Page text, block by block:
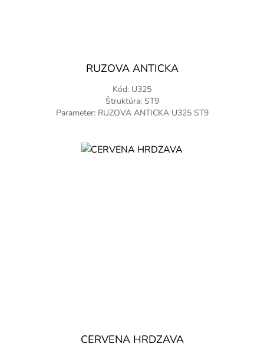
RUZOVA ANTICKA
Kód: U325
Štruktúra: ST9
Parameter: RUZOVA ANTICKA U325 ST9
CERVENA HRDZAVA